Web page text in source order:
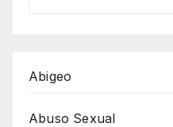
Abigeo
Abuso Sexual